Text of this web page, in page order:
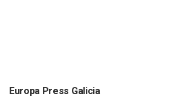
Europa Press Galicia